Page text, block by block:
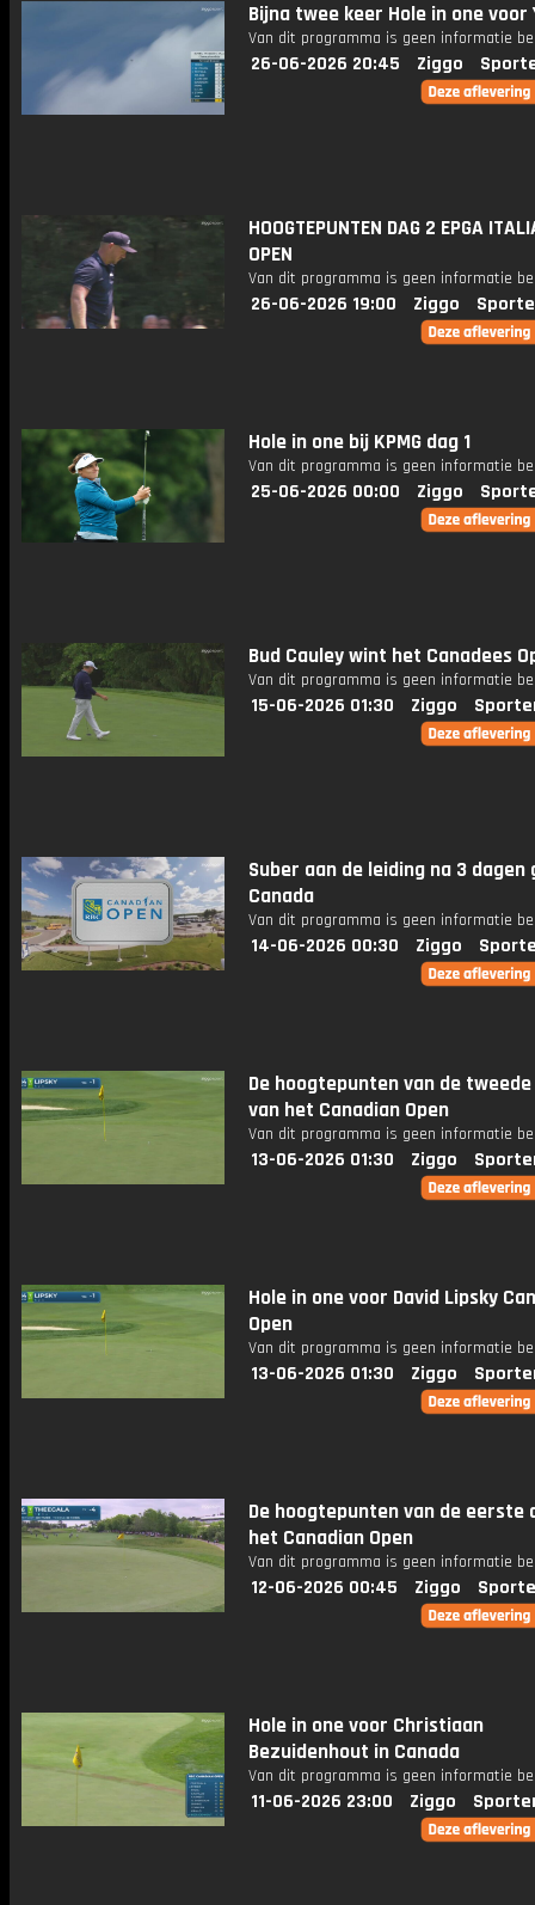
Bijna twee keer Hole in one voor
Van dit programma is geen informatie
26-06-2026 20:45 Ziggo
HOOGTEPUNTEN DAG 2 EPGA
OPEN
Van dit programma is geen informatie
26-06-2026 19:00 Ziggo
Hole in one bij KPMG dag 1
Van dit programma is geen informatie
25-06-2026 00:00 Ziggo
Bud Cauley wint het Canadees
Van dit programma is geen informatie
15-06-2026 01:30 Ziggo
Suber aan de leiding na 3 dagen
Canada
Van dit programma is geen informatie
14-06-2026 00:30 Ziggo
De hoogtepunten van de
van het Canadian Open
Van dit programma is geen informatie
13-06-2026 01:30 Ziggo
Hole in one voor David Lipsky
Open
Van dit programma is geen informatie
13-06-2026 01:30 Ziggo
De hoogtepunten van de eerste
het Canadian Open
Van dit programma is geen informatie
12-06-2026 00:45 Ziggo
Hole in one voor Christiaan
Bezuidenhout in Canada
Van dit programma is geen informatie
11-06-2026 23:00 Ziggo